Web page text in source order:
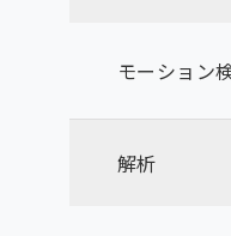
モーション
解析